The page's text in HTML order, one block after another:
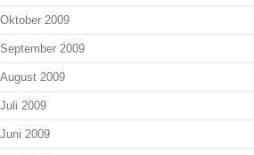
Oktober 2009
September 2009
August 2009
Juli 2009
Juni 2009